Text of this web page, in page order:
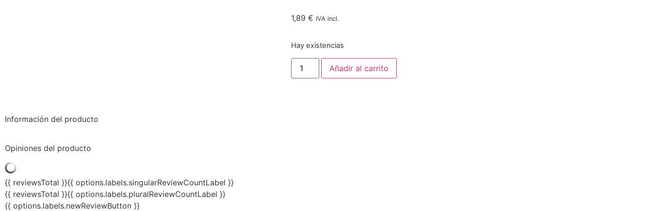
1,89 € IVA incl.
Hay existencias
Añadir al carrito
Información del producto
Opiniones del producto
{{ reviewsTotal }}{{ options.labels.singularReviewCountLabel }}
{{ reviewsTotal }}{{ options.labels.pluralReviewCountLabel }}
{{ options.labels.newReviewButton }}